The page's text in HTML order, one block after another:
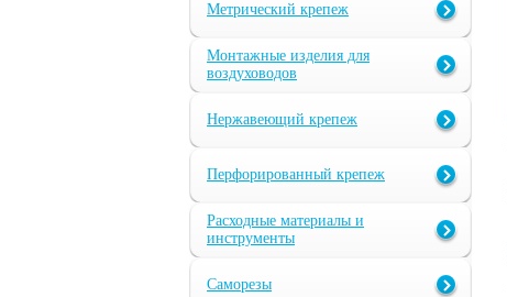
Метрический крепеж
Монтажные изделия для
воздуховодов
Нержавеющий крепеж
Перфорированный крепеж
Расходные материалы и
инструменты
Саморезы